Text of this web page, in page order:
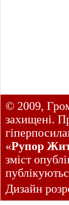
© 2009,
захищені.
«Рупор
зміст
Дизайн